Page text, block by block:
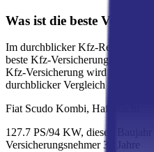
Was ist die beste
Im durchblicker Kfz-Rechner
beste Kfz-Versicherung
Kfz-Versicherung wird aus den
durchblicker Vergleich
Fiat Scudo Kombi, Haftpflicht
127.7 PS/94 KW, diesel, Baujahr
Versicherungsnehmer 30 Jahre